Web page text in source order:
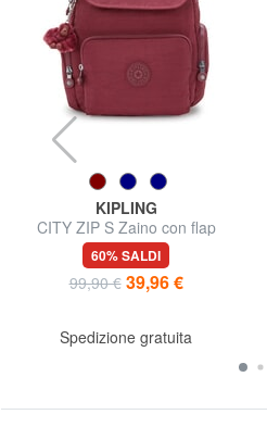
KIPLING
CITY ZIP S Zaino con flap
60% SALDI
99,90 € 39,96 €
Spedizione gratuita